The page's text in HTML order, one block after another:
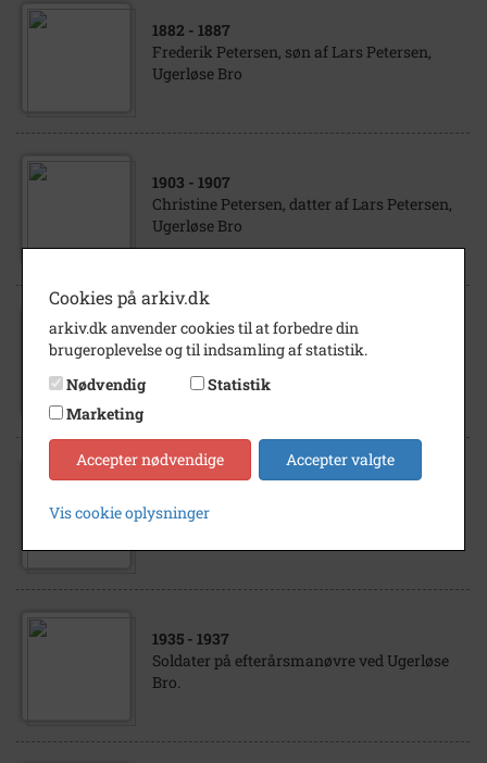
1882 - 1887
Frederik Petersen, søn af Lars Petersen,
Ugerløse Bro
1903 - 1907
Christine Petersen, datter af Lars Petersen,
Ugerløse Bro
1958
Oversvømmelser under høstarbejdet ved
Ugerløse.
1985
Ugerløse Å med høj vandstand om vinteren.
1935 - 1937
Soldater på efterårsmanøvre ved Ugerløse
Bro.
Cookies på arkiv.dk
arkiv.dk anvender cookies til at forbedre din
brugeroplevelse og til indsamling af statistik.
Nødvendig
Statistik
Marketing
Accepter nødvendige Accepter valgte
Vis cookie oplysninger